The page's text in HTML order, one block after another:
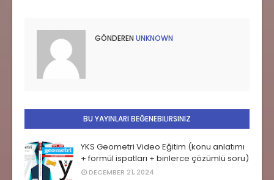
GÖNDEREN UNKNOWN
BU YAYINLARI BEĞENEBILIRSINIZ
YKS Geometri Video Eğitim (konu anlatımı
+ formül ispatları + binlerce çözümlü soru)
DECEMBER 21, 2024